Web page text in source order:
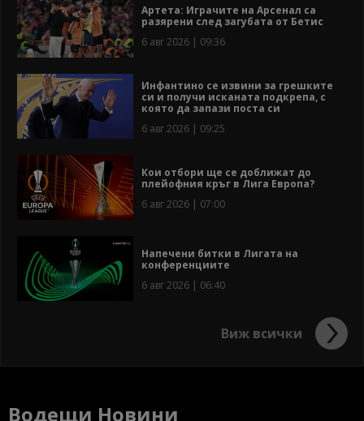
Артета: Играчите на Арсенал са
разярени след загубата от Бетис
6 авг 2026 | 09:36
Инфантино се извини за грешките
си и получи исканата подкрепа, с
която да запази поста си
6 авг 2026 | 09:25
Кои отбори ще се доближат до
плейофния кръг в Лига Европа?
6 авг 2026 | 07:00
Напечени битки в Лигата на
конференциите
6 авг 2026 | 06:40
Виж всички
Водещи Новини